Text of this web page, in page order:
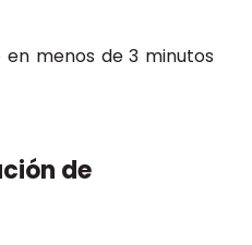
menos de 3 minutos
de